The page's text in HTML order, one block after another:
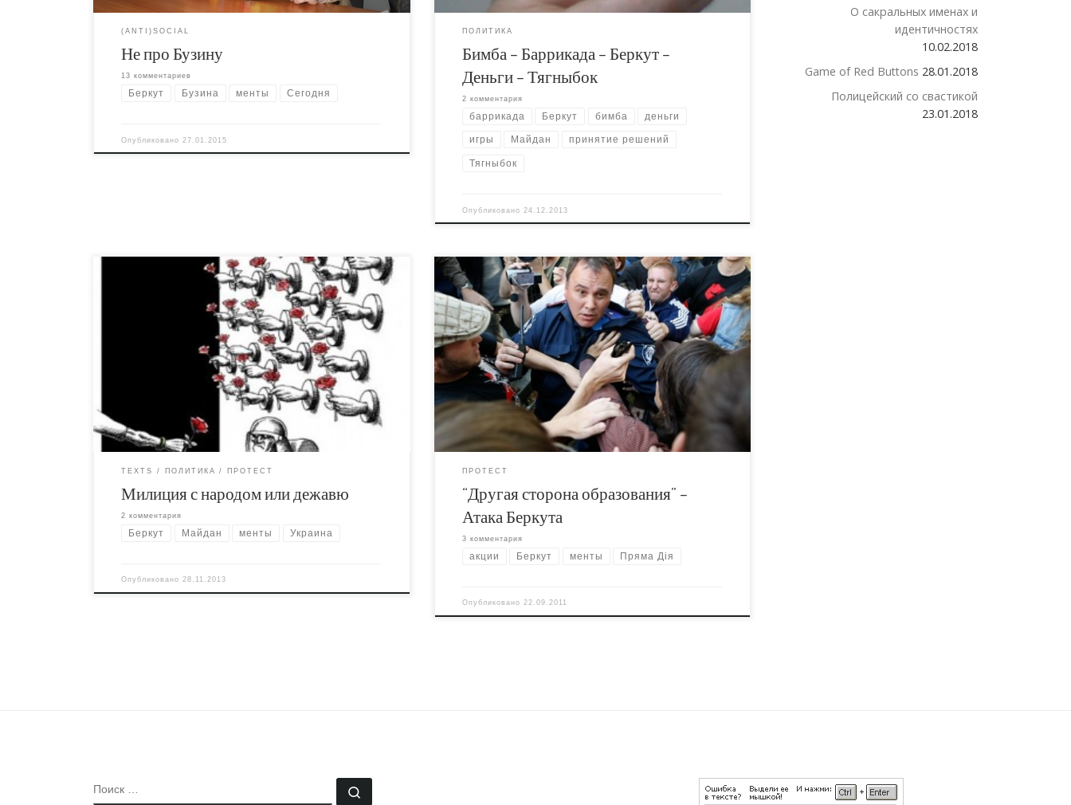
(ANTI)SOCIAL
Не про Бузину
13 комментариев
Беркут Бузина менты Сегодня
Опубликовано 27.01.2015
ПОЛИТИКА
Бимба – Баррикада – Беркут –
Деньги – Тягныбок
2 комментария
баррикада Беркут бимба деньги
игры Майдан принятие решений
Тягныбок
Опубликовано 24.12.2013
Вынесу из фейсбука. Долгая память хуже чем
сифилис. Читаю сейчас всё вот все эти киевские
умиления на тему "милиция с народом", смотрю на
улыбающихся девочек, фотографирующихся с
милиционерами и вспоминаю декабрь 2011 года в
TEXTS ПОЛИТИКА ПРОТЕСТ
Милиция с народом или дежавю
2 комментария
Беркут Майдан менты Украина
Опубликовано28.11.2013
Пока в Москве открывается Четвертая Московская
Бьеннале и спецпроект Медиа-Удар (в котором,
среди всего прочего, будет представлен художник
Володарский), мы, в Киеве, тоже занимаемся
уличным искусством. Вчера, узнав о возможном
судебном запрете форума “Другая Сторона
Образования”, шутили, что “будет весело и
страшно”. Так и получилось. Хотя всё же скорее
весело. […]
ПРОТЕСТ
“Другая сторона образования” –
Атака Беркута
3 комментария
акции Беркут менты Пряма Дія
Опубликовано 22.09.2011
О сакральных именах и
идентичностях
10.02.2018
Game of Red Buttons 28.01.2018
Полицейский со свастикой
23.01.2018
ПОИСК